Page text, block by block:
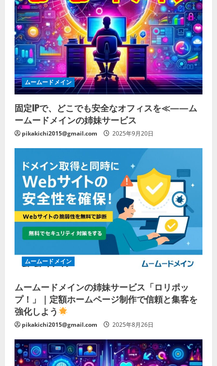
ムームードメイン
固定IPで、どこでも安全なオフィスを≪——ム
ームードメインの姉妹サービス
pikakichi2015@gmail.com 2025年9月20日
ムームードメイン
ムームードメインの姉妹サービス「ロリポッ
プ！」｜定額ホームページ制作で信頼と集客を
強化しよう
pikakichi2015@gmail.com 2025年8月26日